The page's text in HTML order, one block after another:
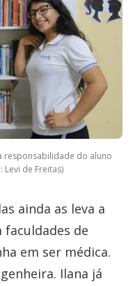
responsabilidade do aluno
Levi de Freitas)
ainda as leva a
de
em ser médica.
Ilana já